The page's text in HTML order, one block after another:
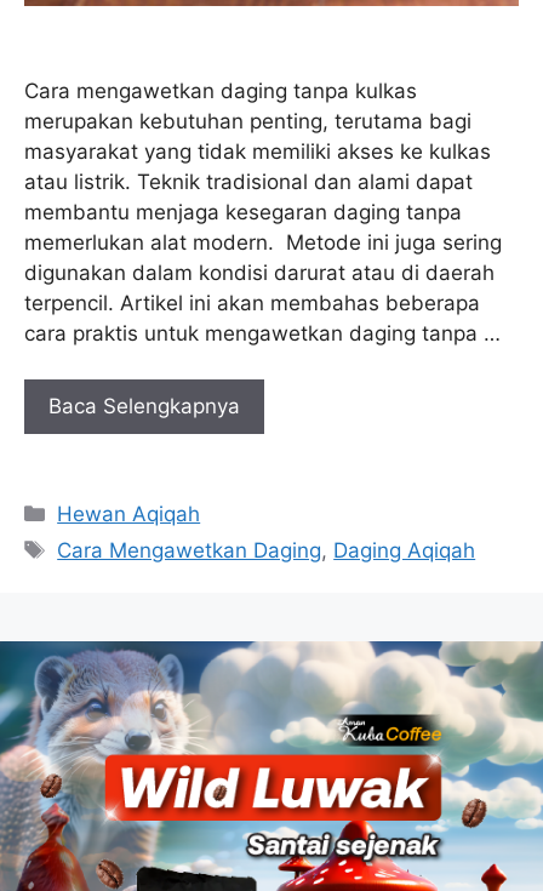
Cara mengawetkan daging tanpa kulkas
merupakan kebutuhan penting, terutama bagi
masyarakat yang tidak memiliki akses ke kulkas
atau listrik. Teknik tradisional dan alami dapat
membantu menjaga kesegaran daging tanpa
memerlukan alat modern. Metode ini juga sering
digunakan dalam kondisi darurat atau di daerah
terpencil. Artikel ini akan membahas beberapa
cara praktis untuk mengawetkan daging tanpa …
Baca Selengkapnya
Categories
Hewan Aqiqah
Tags
Cara Mengawetkan Daging, Daging Aqiqah